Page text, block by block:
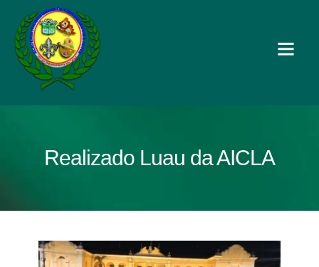
Realizado Luau da AICLA